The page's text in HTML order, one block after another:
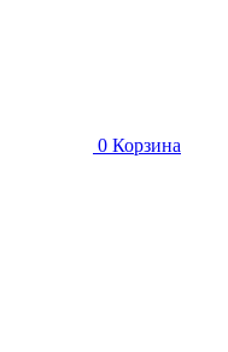
0 Корзина